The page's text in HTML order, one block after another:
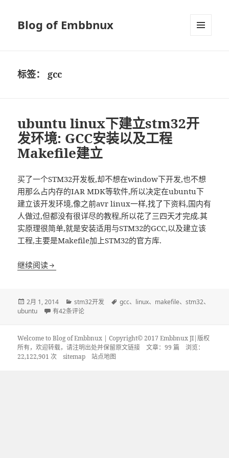
Blog of Embbnux
标签： gcc
ubuntu linux下建立stm32开
发环境: GCC安装以及工程
Makefile建立
买了一个STM32开发板,却不想在window下开发,也不想
用那么占内存的IAR MDK等软件,所以决定在ubuntu下
建立该开发环境,像之前avr linux一样,找了下资料,国内有
人做过,但都没有很详尽的教程,所以花了三四天才完成.其
实原理很简单,就是安装适用与STM32的GCC,以及建立该
工程,主要是Makefile加上STM32的官方库.
继续阅读ubuntu linux下建立stm32开发环境: GCC安装以及
发
布
2月 1, 2014
分
类
stm32开发
标
gcc、 linux、 makefile、stm32、
ubuntu
ubuntu linux下建立stm32开发环境: GCC安装以及工程Makefile
有42条评论
Welcome to Blog of Embbnux | Copyright© 2017 Embbnux JI|版权
所有，欢迎转载，请注明出处并保留原文链接 文章：99 篇 浏览：
22,122,901 次sitemap 站点地图